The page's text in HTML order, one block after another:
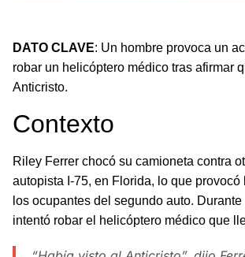
DATO CLAVE: Un hombre provoca un
robar un helicóptero médico tras afirmar
Anticristo.
Contexto
Riley Ferrer chocó su camioneta contra
autopista I-75, en Florida, lo que provocó
los ocupantes del segundo auto.
intentó robar el helicóptero médico que